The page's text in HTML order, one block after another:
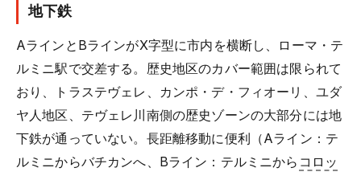
地下鉄
AラインとBラインがX字型に市内を横断し、ローマ・テ
ルミニ駅で交差する。歴史地区のカバー範囲は限られて
おり、トラステヴェレ、カンポ・デ・フィオーリ、ユダ
ヤ人地区、テヴェレ川南側の歴史ゾーンの大部分には地
下鉄が通っていない。長距離移動に便利（Aライン：テ
ルミニからバチカンへ、Bライン：テルミニから コロッ